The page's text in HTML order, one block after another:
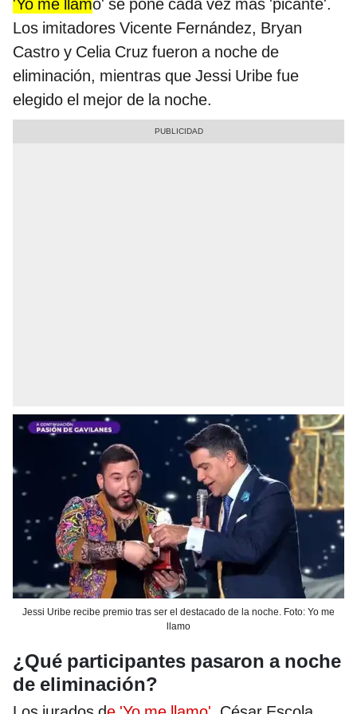
'Yo me llamo' se pone cada vez más 'picante'.
Los imitadores Vicente Fernández, Bryan
Castro y Celia Cruz fueron a noche de
eliminación, mientras que Jessi Uribe fue
elegido el mejor de la noche.
Jessi Uribe recibe premio tras ser el destacado de la noche. Foto: Yo me
llamo
¿Qué participantes pasaron a noche
de eliminación?